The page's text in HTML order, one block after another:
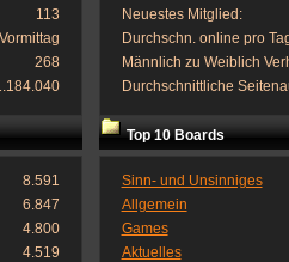
113
268
Neuestes Mitglied:
Durchschn. online pro
Männlich zu Weiblich
Durchschnittliche
8.591
6.847
4.800
4.519
Top 10 Boards
Sinn- und Unsinniges
Allgemein
Games
Aktuelles